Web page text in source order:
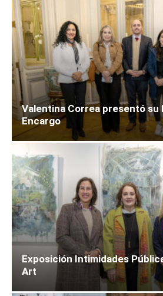
Valentina Correa presentó su
Encargo
Exposición Intimidades
Art